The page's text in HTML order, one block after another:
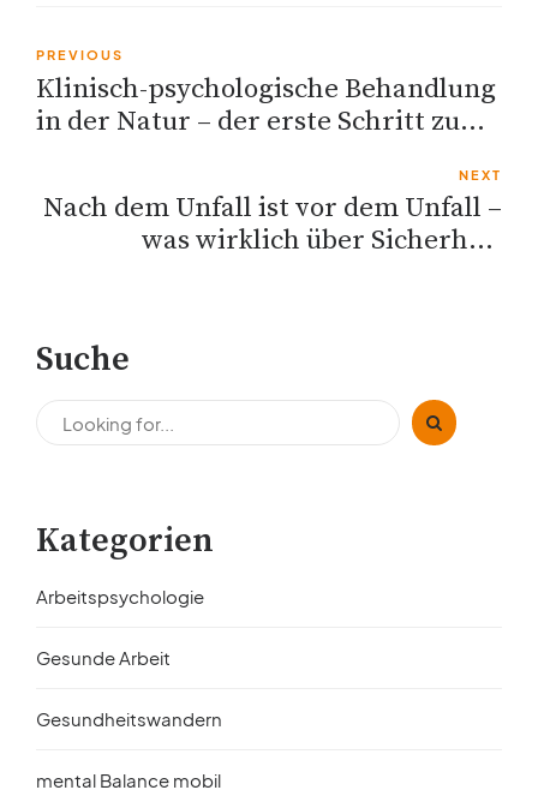
PREVIOUS
Klinisch-psychologische Behandlung
in der Natur – der erste Schritt zu
NEXT
Nach dem Unfall ist vor dem Unfall –
was wirklich über Sicherheit
Suche
Kategorien
Arbeitspsychologie
Gesunde Arbeit
Gesundheitswandern
mental Balance mobil